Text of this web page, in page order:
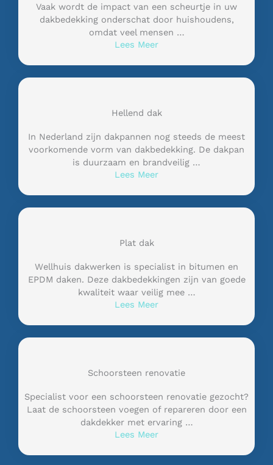
Vaak wordt de impact van een scheurtje in uw
dakbedekking onderschat door huishoudens,
omdat veel mensen …
Lees Meer
Hellend dak
In Nederland zijn dakpannen nog steeds de meest
voorkomende vorm van dakbedekking. De dakpan
is duurzaam en brandveilig …
Lees Meer
Plat dak
Wellhuis dakwerken is specialist in bitumen en
EPDM daken. Deze dakbedekkingen zijn van goede
kwaliteit waar veilig mee …
Lees Meer
Schoorsteen renovatie
Specialist voor een schoorsteen renovatie gezocht?
Laat de schoorsteen voegen of repareren door een
dakdekker met ervaring …
Lees Meer